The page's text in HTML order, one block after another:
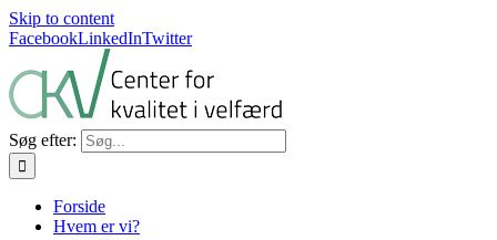
Skip to content
FacebookLinkedInTwitter
Søg efter:
Forside
Hvem er vi?